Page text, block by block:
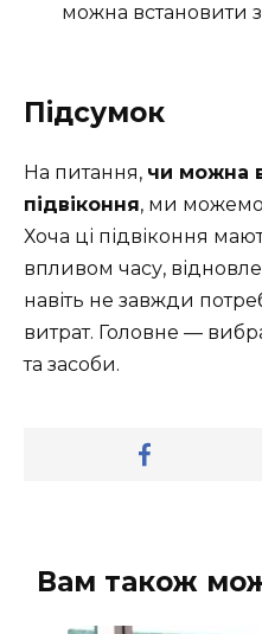
можна встановити
Підсумок
На питання, чи можна
підвіконня, ми можемо
Хоча ці підвіконня
впливом часу,
навіть не завжди
витрат. Головне —
та засоби.
Вам також